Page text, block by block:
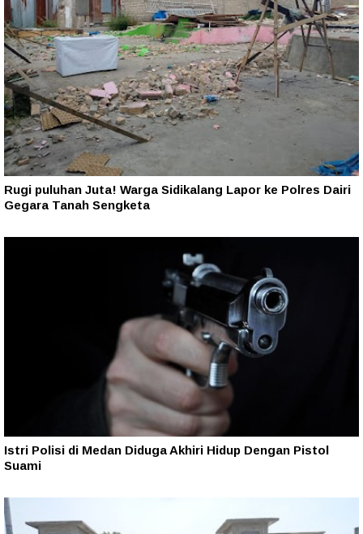
Rugi puluhan Juta! Warga Sidikalang Lapor ke Polres Dairi
Gegara Tanah Sengketa
Istri Polisi di Medan Diduga Akhiri Hidup Dengan Pistol
Suami